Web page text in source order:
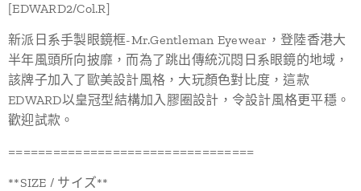
[EDWARD2/Col.R]
新派日系手製眼鏡框-Mr.Gentleman Eyewear，登陸香港大
半年風頭所向披靡，而為了跳出傳統沉悶日系眼鏡的地域，
該牌子加入了歐美設計風格，大玩顏色對比度，這款
EDWARD以皇冠型結構加入膠圈設計，令設計風格更平穩。
歡迎試款。
=================================
**SIZE / サイズ**